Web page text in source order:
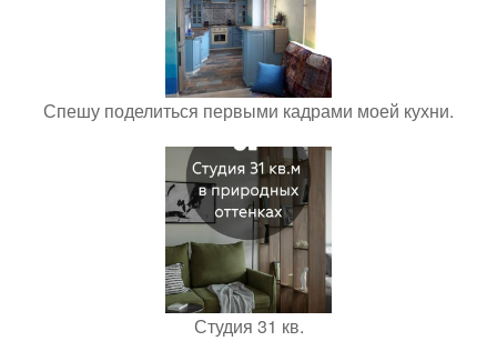
Спешу поделиться первыми кадрами моей кухни.
Студия 31 кв.